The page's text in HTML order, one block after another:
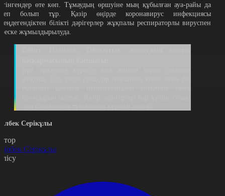
өте көп. Тұмаудың өршуіне мың құбылған ауа-райы да
болып тұр. Қазір өңірде коронавирус инфекциясы
білікті дәрігерлер жұқпалы респираторлы вируспен
жұмылдырылуда.
Серікұлы
Серікұлы